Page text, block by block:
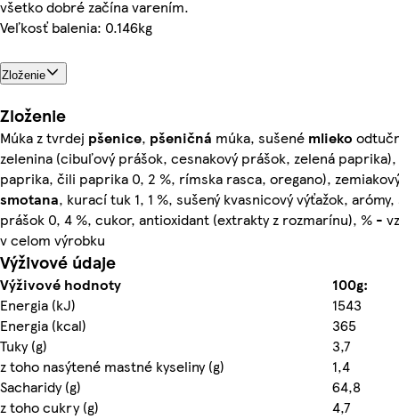
všetko dobré začína varením.
Veľkosť balenia: 0.146kg
Zloženie
Zloženie
Múka z tvrdej pšenice, pšeničná múka, sušené mlieko
zelenina (cibuľový prášok, cesnakový prášok, zelená
paprika, čili paprika 0, 2 %, rímska rasca, oregano),
smotana, kurací tuk 1, 1 %, sušený kvasnicový výťažok,
prášok 0, 4 %, cukor, antioxidant (extrakty z rozmarínu), % -
v celom výrobku
Výživové údaje
Výživové hodnoty
100g:
Energia (kJ)
1543
Energia (kcal)
365
Tuky (g)
3,7
z toho nasýtené mastné kyseliny (g)
1,4
Sacharidy (g)
64,8
z toho cukry (g)
4,7